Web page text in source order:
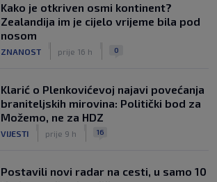
Kako je otkriven osmi kontinent?
Zealandija im je cijelo vrijeme bila pod
nosom
ZNANOST prije 16 h 0
Klarić o Plenkovićevoj najavi povećanja
braniteljskih mirovina: Politički bod za
Možemo, ne za HDZ
VIJESTI prije 9 h 16
Postavili novi radar na cesti, u samo 10